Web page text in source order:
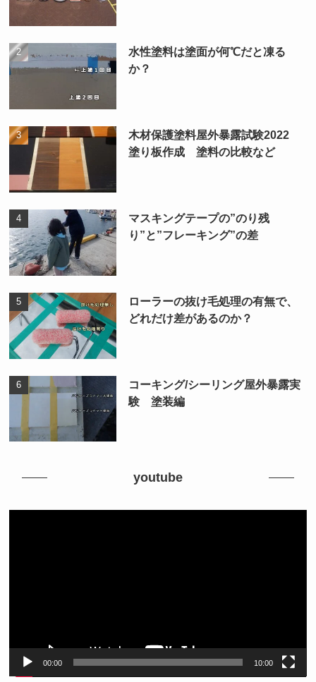
水性塗料は塗面が何℃だと凍る
か？
木材保護塗料屋外暴露試験2022
塗り板作成 塗料の比較など
マスキングテープの”のり残
り”と”フレーキング”の差
ローラーの抜け毛処理の有無で、
どれだけ差があるのか？
コーキング/シーリング屋外暴露実
験 塗装編
youtube
00:00 10:00